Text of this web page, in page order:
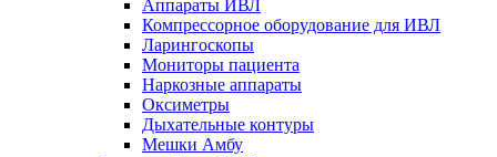
Аппараты ИВЛ
Компрессорное оборудование для ИВЛ
Ларингоскопы
Мониторы пациента
Наркозные аппараты
Оксиметры
Дыхательные контуры
Мешки Амбу